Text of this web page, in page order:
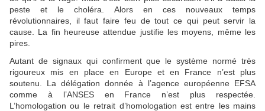
peste et le choléra. Alors en ces nouveaux temps
révolutionnaires, il faut faire feu de tout ce qui peut servir la
cause. La fin heureuse attendue justifie les moyens, même les
pires.
Autant de signaux qui confirment que le système normé très
rigoureux mis en place en Europe et en France n’est plus
soutenu. La délégation donnée à l’agence européenne EFSA
comme à l’ANSES en France n’est plus respectée.
L’homologation ou le retrait d’homologation est entre les mains